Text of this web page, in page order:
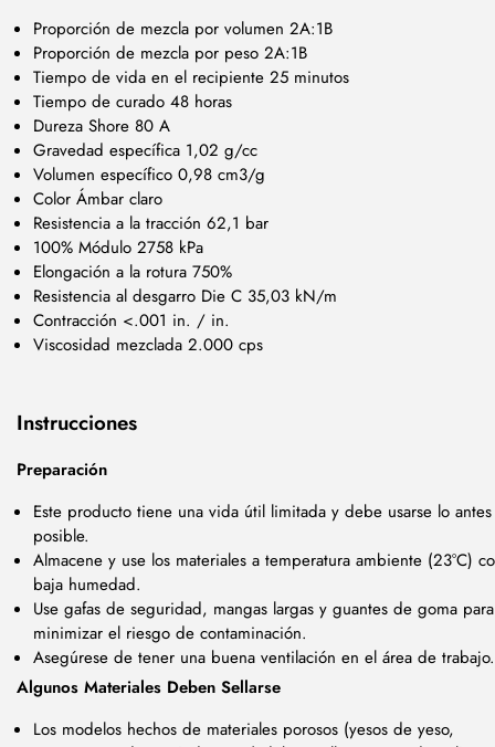
Proporción de mezcla por volumen 2A:1B
Proporción de mezcla por peso 2A:1B
Tiempo de vida en el recipiente 25 minutos
Tiempo de curado 48 horas
Dureza Shore 80 A
Gravedad específica 1,02 g/cc
Volumen específico 0,98 cm3/g
Color Ámbar claro
Resistencia a la tracción 62,1 bar
100% Módulo 2758 kPa
Elongación a la rotura 750%
Resistencia al desgarro Die C 35,03 kN/m
Contracción <.001 in. / in.
Viscosidad mezclada 2.000 cps
Instrucciones
Preparación
Este producto tiene una vida útil limitada y debe usarse lo antes
posible.
Almacene y use los materiales a temperatura ambiente (23°C)
baja humedad.
Use gafas de seguridad, mangas largas y guantes de goma para
minimizar el riesgo de contaminación.
Asegúrese de tener una buena ventilación en el área de trabajo.
Algunos Materiales Deben Sellarse
Los modelos hechos de materiales porosos (yesos de yeso,